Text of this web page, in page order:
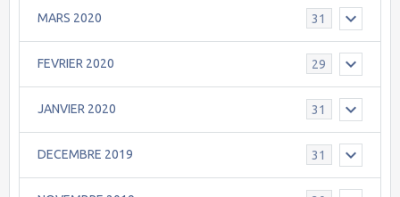
MARS 2020 31
FEVRIER 2020 29
JANVIER 2020 31
DECEMBRE 2019 31